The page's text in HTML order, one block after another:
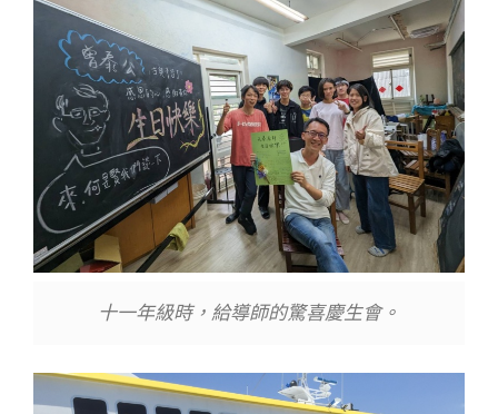
十一年級時，給導師的驚喜慶生會。